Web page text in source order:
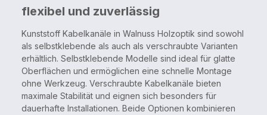
flexibel und zuverlässig
Kunststoff Kabelkanäle in Walnuss Holzoptik sind sowohl
als selbstklebende als auch als verschraubte Varianten
erhältlich. Selbstklebende Modelle sind ideal für glatte
Oberflächen und ermöglichen eine schnelle Montage
ohne Werkzeug. Verschraubte Kabelkanäle bieten
maximale Stabilität und eignen sich besonders für
dauerhafte Installationen. Beide Optionen kombinieren